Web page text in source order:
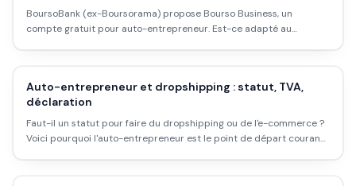
BoursoBank (ex-Boursorama) propose Bourso Business, un
compte gratuit pour auto-entrepreneur. Est-ce adapté au
Auto-entrepreneur et dropshipping : statut, TVA,
déclaration
Faut-il un statut pour faire du dropshipping ou de l'e-commerce ?
Voici pourquoi l'auto-entrepreneur est le point de départ courant,